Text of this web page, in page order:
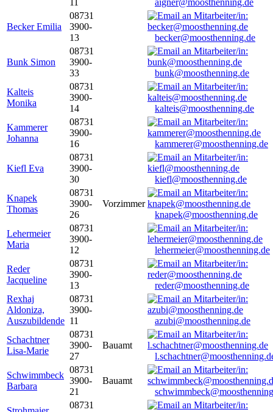
aigner@moosthenning.de
Becker Emilia
08731
3900-
13
becker@moosthenning.de
Bunk Simon
08731
3900-
33
bunk@moosthenning.de
Kalteis
Monika
08731
3900-
14
kalteis@moosthenning.de
Kammerer
Johanna
08731
3900-
16
kammerer@moosthenning.de
Kiefl Eva
08731
3900-
30
kiefl@moosthenning.de
Knapek
Thomas
08731
3900-
26
Vorzimmer
knapek@moosthenning.de
Lehermeier
Maria
08731
3900-
12
lehermeier@moosthenning.de
Reder
Jacqueline
08731
3900-
13
reder@moosthenning.de
Rexhaj
Aldoniza,
Auszubildende
08731
3900-
11
azubi@moosthenning.de
Schachtner
Lisa-Marie
08731
3900-
27
Bauamt
Schwimmbeck
Barbara
08731
3900-
21
Bauamt
08731